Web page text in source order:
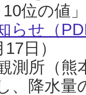
位の値
らせ（
日）
測所（熊
、降水